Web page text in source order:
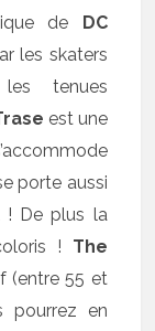
de DC
les skaters
tenues
est une
porte aussi
! De plus la
! The
(entre 55 et
pourrez en